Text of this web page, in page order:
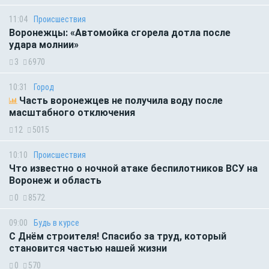
11:04 Происшествия
Воронежцы: «Автомойка сгорела дотла после
удара молнии»
3 6970
10:31 Город
Часть воронежцев не получила воду после
масштабного отключения
12 5015
10:10 Происшествия
Что известно о ночной атаке беспилотников ВСУ на
Воронеж и область
0 8572
09:00 Будь в курсе
С Днём строителя! Спасибо за труд, который
становится частью нашей жизни
0 570